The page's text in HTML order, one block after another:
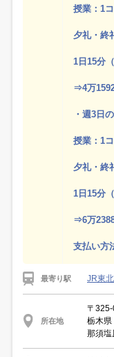
授業：1
夕礼・終
1日15分
⇒4万
・週3日
授業：1
夕礼・終
1日15分
⇒6万
支払い方
最寄り駅 JR東
所在地
〒
栃木県
那須塩